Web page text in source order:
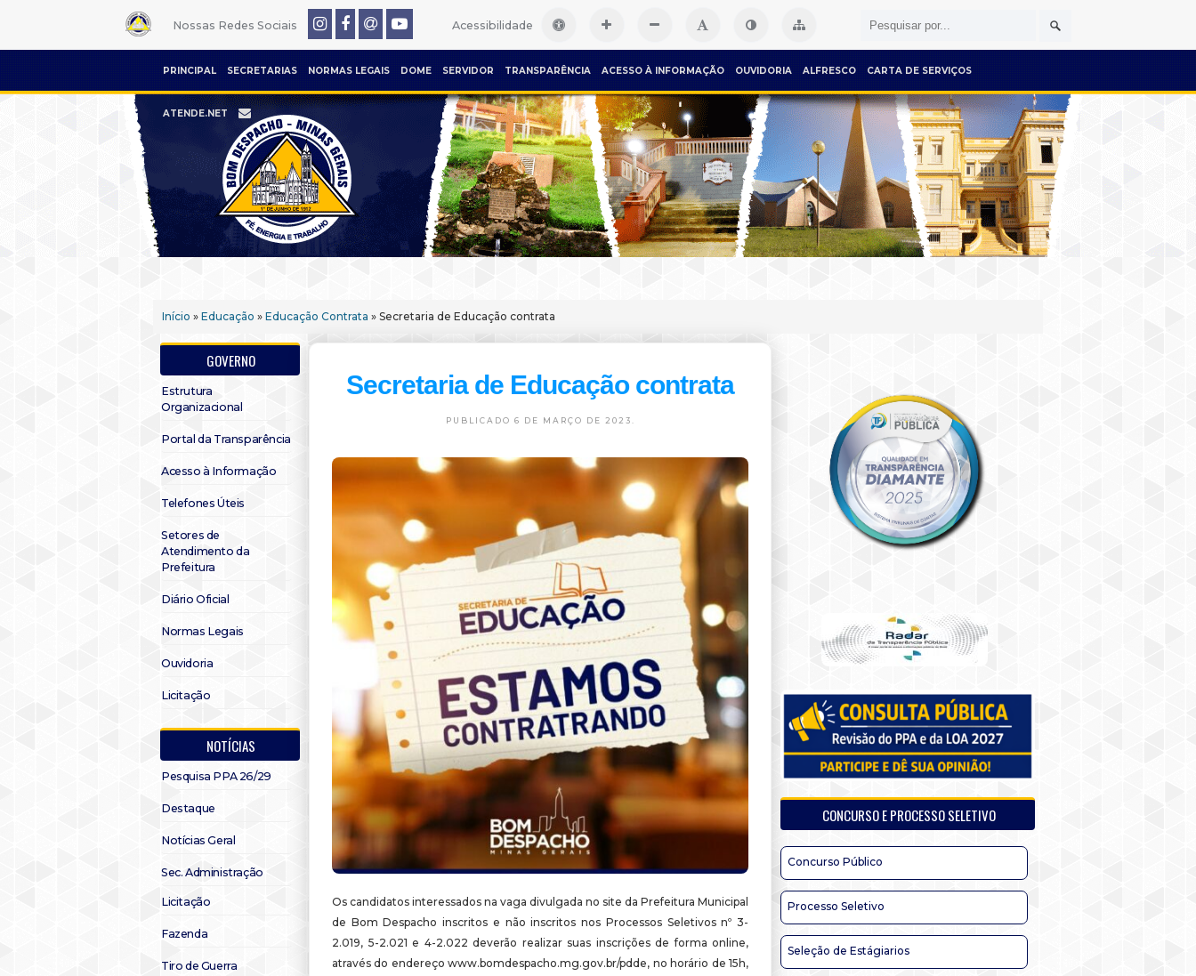
Nossas Redes Sociais Acessibilidade
PRINCIPAL SECRETARIAS NORMAS LEGAIS DOME SERVIDOR TRANSPARÊNCIA ACESSO À INFORMAÇÃO OUVIDORIA ALFRESCO CARTA DE SERVIÇOS
ATENDE.NET
Início » Educação » Educação Contrata » Secretaria de Educação contrata
GOVERNO
Estrutura
Organizacional
Portal da Transparência
Acesso à Informação
Telefones Úteis
Setores de
Atendimento da
Prefeitura
Diário Oficial
Normas Legais
Ouvidoria
Licitação
NOTÍCIAS
Pesquisa PPA 26/29
Destaque
Notícias Geral
Sec. Administração
Licitação
Fazenda
Tiro de Guerra
Secretaria de Educação contrata
PUBLICADO 6 DE MARÇO DE 2023.
Os candidatos interessados na vaga divulgada no site da Prefeitura Municipal
de Bom Despacho inscritos e não inscritos nos Processos Seletivos nº 3-
2.019, 5-2.021 e 4-2.022 deverão realizar suas inscrições de forma online,
através do endereço www.bomdespacho.mg.gov.br/pdde, no horário de 15h,
CONCURSO E PROCESSO SELETIVO
Concurso Público
Processo Seletivo
Seleção de Estágiarios